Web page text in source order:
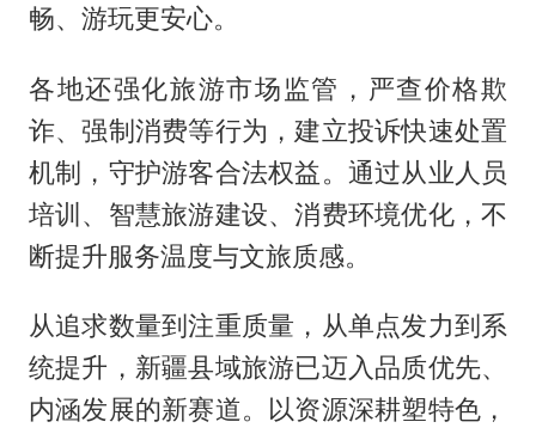
畅、游玩更安心。
各地还强化旅游市场监管，严查价格欺
诈、强制消费等行为，建立投诉快速处置
机制，守护游客合法权益。通过从业人员
培训、智慧旅游建设、消费环境优化，不
断提升服务温度与文旅质感。
从追求数量到注重质量，从单点发力到系
统提升，新疆县域旅游已迈入品质优先、
内涵发展的新赛道。以资源深耕塑特色，